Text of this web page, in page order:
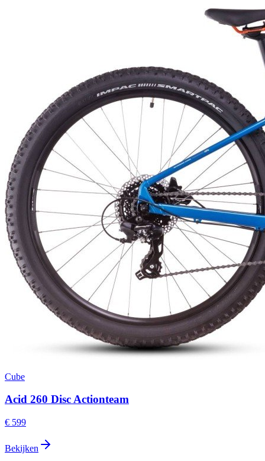
Cube
Acid 260 Disc Actionteam
€ 599
Bekijken